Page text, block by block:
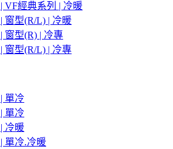
VF經典系列 | 冷暖
窗型(R/L) | 冷暖
窗型(R) | 冷專
窗型(R/L) | 冷專
單冷
單冷
冷暖
單冷.冷暖